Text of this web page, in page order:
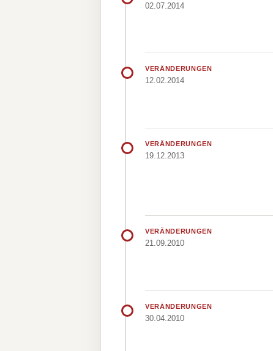
02.07.2014
VERÄNDERUNGEN
12.02.2014
VERÄNDERUNGEN
19.12.2013
VERÄNDERUNGEN
21.09.2010
VERÄNDERUNGEN
30.04.2010